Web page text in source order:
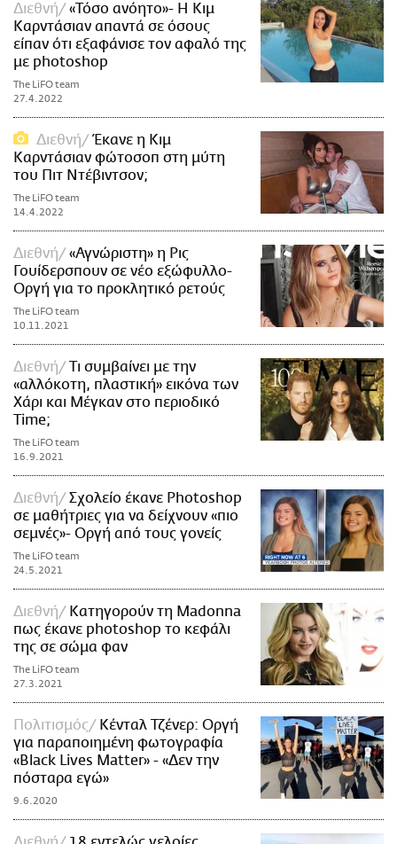
Διεθνή
«Τόσο ανόητο»- Η Κιμ
Καρντάσιαν απαντά σε όσους
είπαν ότι εξαφάνισε τον αφαλό της
με photoshop
The LiFO team
27.4.2022
Διεθνή
Έκανε η Κιμ
Καρντάσιαν φώτοσοπ στη μύτη
του Πιτ Ντέβιντσον;
The LiFO team
14.4.2022
Διεθνή
«Αγνώριστη» η Ρις
Γουίδερσπουν σε νέο εξώφυλλο-
Οργή για το προκλητικό ρετούς
The LiFO team
10.11.2021
Διεθνή
Τι συμβαίνει με την
«αλλόκοτη, πλαστική» εικόνα των
Χάρι και Μέγκαν στο περιοδικό
Time;
The LiFO team
16.9.2021
Διεθνή
Σχολείο έκανε Photoshop
σε μαθήτριες για να δείχνουν «πιο
σεμνές»- Οργή από τους γονείς
The LiFO team
24.5.2021
Διεθνή
Κατηγορούν τη Madonna
πως έκανε photoshop το κεφάλι
της σε σώμα φαν
The LiFO team
27.3.2021
Πολιτισμός
Κένταλ Τζένερ: Οργή
για παραποιημένη φωτογραφία
«Black Lives Matter» - «Δεν την
πόσταρα εγώ»
9.6.2020